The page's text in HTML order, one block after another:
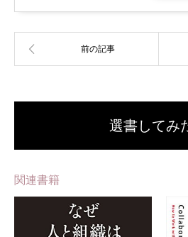
選書してみ
関連書籍